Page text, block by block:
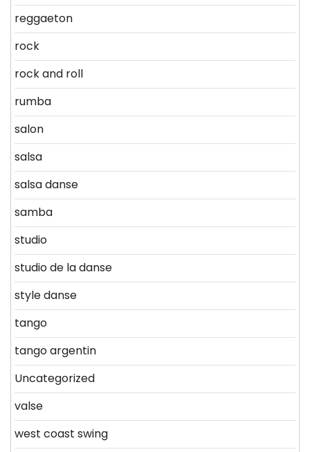
reggaeton
rock
rock and roll
rumba
salon
salsa
salsa danse
samba
studio
studio de la danse
style danse
tango
tango argentin
Uncategorized
valse
west coast swing